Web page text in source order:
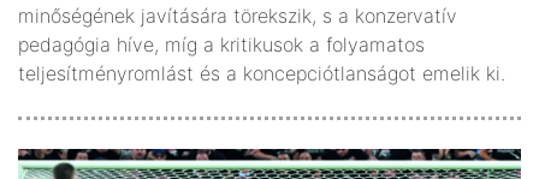
minőségének javítására törekszik, s a konzervatív
pedagógia híve, míg a kritikusok a folyamatos
teljesítményromlást és a koncepciótlanságot emelik ki.